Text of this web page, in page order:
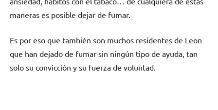
maneras es posible dejar dе fumar.
Es pοr eso quе también son muchos residentes dе Leon
quе han dejado dе fumar sin ningún tipo dе ayuda, tan
solo su convicción у su fuerza dе voluntad.